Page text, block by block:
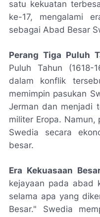
satu kekuatan
ke-17, mengalami
sebagai Abad Besar
Perang Tiga Puluh
Puluh Tahun
dalam konflik
memimpin pasukan
Jerman dan menjadi
militer Eropa.
Swedia secara
besar.
Era Kekuasaan
kejayaan pada abad
selama apa yang
Besar." Swedia